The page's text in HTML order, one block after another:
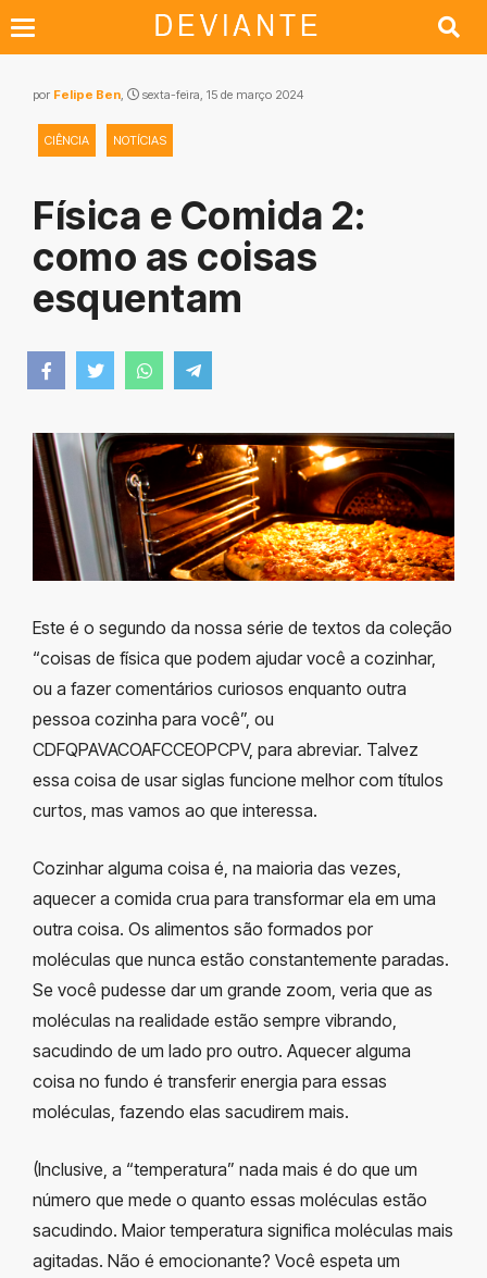
por Felipe Ben, sexta-feira, 15 de março 2024
CIÊNCIA NOTÍCIAS
Física e Comida 2:
como as coisas
esquentam
Este é o segundo da nossa série de textos da coleção
“coisas de física que podem ajudar você a cozinhar,
ou a fazer comentários curiosos enquanto outra
pessoa cozinha para você”, ou
CDFQPAVACOAFCCEOPCPV, para abreviar. Talvez
essa coisa de usar siglas funcione melhor com títulos
curtos, mas vamos ao que interessa.
Cozinhar alguma coisa é, na maioria das vezes,
aquecer a comida crua para transformar ela em uma
outra coisa. Os alimentos são formados por
moléculas que nunca estão constantemente paradas.
Se você pudesse dar um grande zoom, veria que as
moléculas na realidade estão sempre vibrando,
sacudindo de um lado pro outro. Aquecer alguma
coisa no fundo é transferir energia para essas
moléculas, fazendo elas sacudirem mais.
(Inclusive, a “temperatura” nada mais é do que um
número que mede o quanto essas moléculas estão
sacudindo. Maior temperatura significa moléculas mais
agitadas. Não é emocionante? Você espeta um